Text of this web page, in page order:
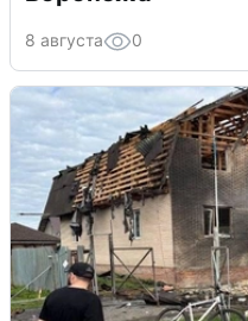
8 августа 0